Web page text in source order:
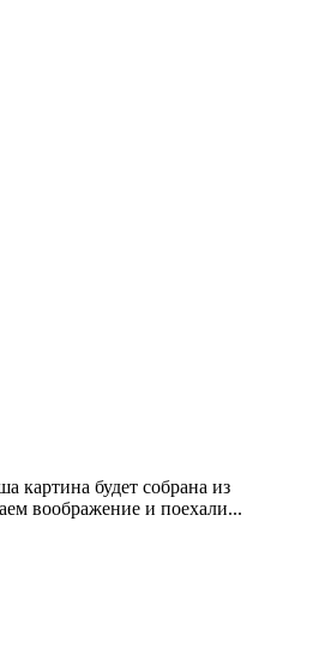
картина будет собрана из
воображение и поехали...